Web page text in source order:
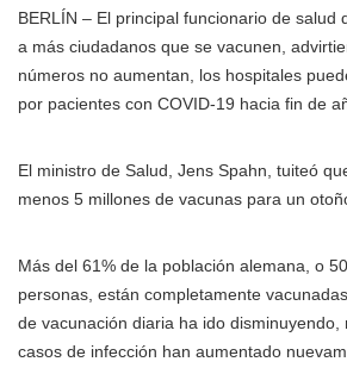
BERLÍN – El principal funcionario de salud
a más ciudadanos que se vacunen,
números no aumentan, los hospitales
por pacientes con COVID-19 hacia fin de
El ministro de Salud, Jens Spahn, tuiteó
menos 5 millones de vacunas para un
Más del 61% de la población alemana, o
personas, están completamente
de vacunación diaria ha ido disminuyendo,
casos de infección han aumentado